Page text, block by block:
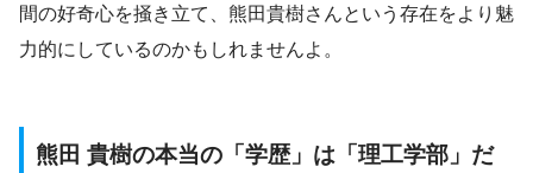
間の好奇心を掻き立て、熊田貴樹さんという存在をより魅
力的にしているのかもしれませんよ。
熊田 貴樹の本当の「学歴」は「理工学部」だ